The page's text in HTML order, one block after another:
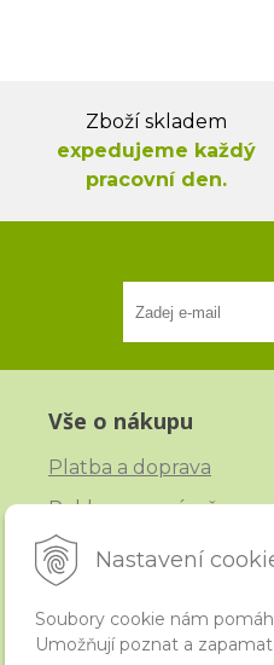
Nastavení
Soubory cookie nám
Umožňují poznat a
Zboží skladem
expedujeme každý
pracovní den.
Vše o nákupu
Platba a doprava
Reklamace, výměna a
Obchodní podmínky
Ochrana osobních